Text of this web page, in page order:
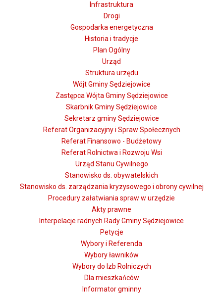
Infrastruktura
Drogi
Gospodarka energetyczna
Historia i tradycje
Plan Ogólny
Urząd
Struktura urzędu
Wójt Gminy Sędziejowice
Zastępca Wójta Gminy Sędziejowice
Skarbnik Gminy Sędziejowice
Sekretarz gminy Sędziejowice
Referat Organizacyjny i Spraw Społecznych
Referat Finansowo - Budżetowy
Referat Rolnictwa i Rozwoju Wsi
Urząd Stanu Cywilnego
Stanowisko ds. obywatelskich
Stanowisko ds. zarządzania kryzysowego i obrony cywilnej
Procedury załatwiania spraw w urzędzie
Akty prawne
Interpelacje radnych Rady Gminy Sędziejowice
Petycje
Wybory i Referenda
Wybory ławników
Wybory do Izb Rolniczych
Dla mieszkańców
Informator gminny